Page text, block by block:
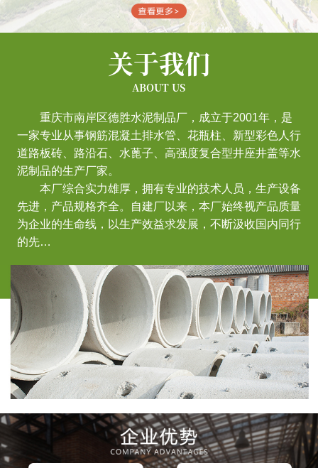
关于我们
ABOUT US
重庆市南岸区德胜水泥制品厂，成立于2001年，是
一家专业从事钢筋混凝土排水管、花瓶柱、新型彩色人行
道路板砖、路沿石、水蓖子、高强度复合型井座井盖等水
泥制品的生产厂家。
本厂综合实力雄厚，拥有专业的技术人员，生产设备
先进，产品规格齐全。自建厂以来，本厂始终视产品质量
为企业的生命线，以生产效益求发展，不断汲收国内同行
的先…